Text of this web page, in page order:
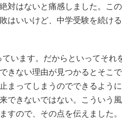
対はないと痛感しました。こ
はいいけど、中学受験を続け
います。だからといってそれ
きない理由が見つかるとそこ
まってしまうのでできるよう
できないではない。こういう
すので、その点を伝えました。